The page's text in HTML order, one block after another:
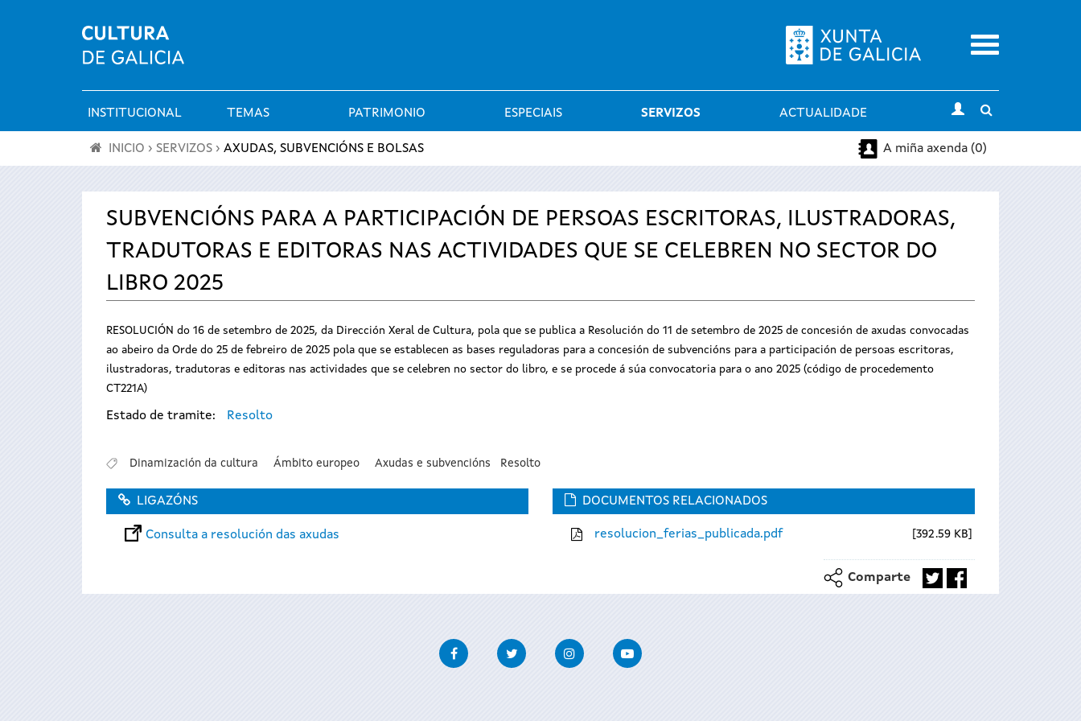
Menu
Menú
principal
INSTITUCIONAL TEMAS PATRIMONIO ESPECIAIS SERVIZOS ACTUALIDADE
search
está
aquí
INICIO › SERVIZOS › AXUDAS, SUBVENCIÓNS E BOLSAS A miña axenda (0)
SUBVENCIÓNS PARA A PARTICIPACIÓN DE PERSOAS ESCRITORAS, ILUSTRADORAS,
TRADUTORAS E EDITORAS NAS ACTIVIDADES QUE SE CELEBREN NO SECTOR DO
LIBRO 2025
RESOLUCIÓN do 16 de setembro de 2025, da Dirección Xeral de Cultura, pola que se publica a Resolución do 11 de setembro de 2025 de concesión de axudas convocadas
ao abeiro da Orde do 25 de febreiro de 2025 pola que se establecen as bases reguladoras para a concesión de subvencións para a participación de persoas escritoras,
ilustradoras, tradutoras e editoras nas actividades que se celebren no sector do libro, e se procede á súa convocatoria para o ano 2025 (código de procedemento
CT221A)
Estado de tramite: Resolto
Dinamización da cultura Ámbito europeo Axudas e subvencións Resolto
LIGAZÓNS
Consulta a resolución das axudas
DOCUMENTOS RELACIONADOS
resolucion_ferias_publicada.pdf 392.59 KB
Comparte
FacebookTwitter InstagramYoutube